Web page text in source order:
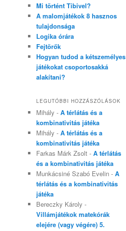
Mi történt Tibivel?
A malomjátékok 8 hasznos
tulajdonsága
Logika órára
Fejtörők
Hogyan tudod a kétszemélyes
játékokat csoportosakká
alakítani?
LEGUTÓBBI HOZZÁSZÓLÁSOK
Mihály - A térlátás és a
kombinativitás játéka
Mihály - A térlátás és a
kombinativitás játéka
Farkas Márk Zsolt - A térlátás
és a kombinativitás játéka
Munkácsiné Szabó Evelin - A
térlátás és a kombinativitás
játéka
Bereczky Károly -
Villámjátékok matekórák
elejére (vagy végére) 5.